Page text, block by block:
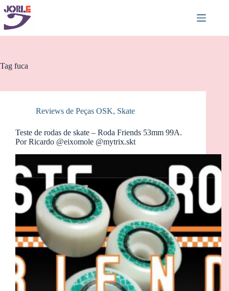
Pular
para
conteúdo
Tag fuca
Reviews de Peças OSK, Skate
Teste de rodas de skate – Roda Friends 53mm 99A.
Por Ricardo @eixomole @mytrix.skt